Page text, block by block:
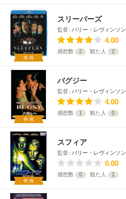
映画
スリーパーズ
監督 バリー・レヴィンソン
4.00
感想数 2 観た人 2
映画
バグジー
監督 バリー・レヴィンソン
4.00
感想数 1 観た人 0
映画
スフィア
監督 バリー・レヴィンソン
0.00
感想数 0 観た人 1